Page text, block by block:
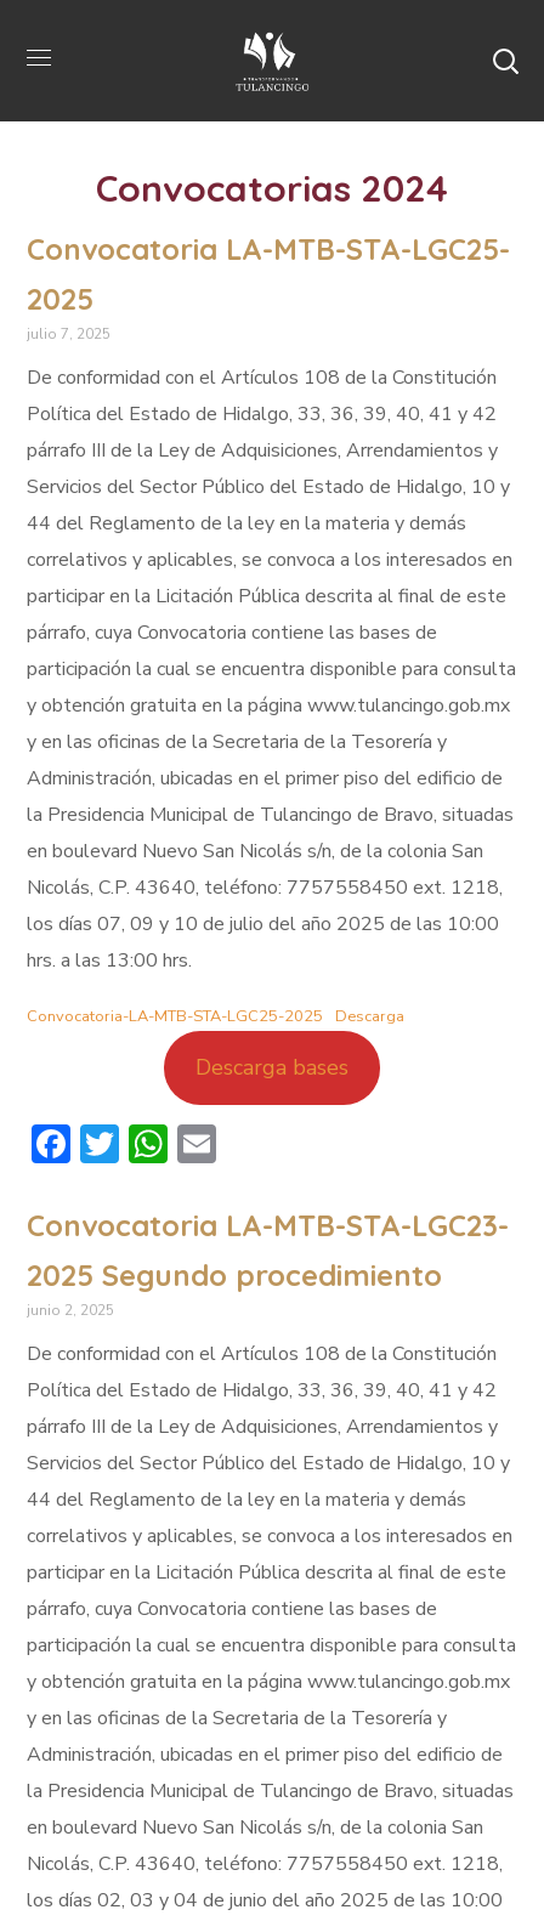
Convocatorias 2024
Convocatoria LA-MTB-STA-LGC25-
2025
julio 7, 2025
De conformidad con el Artículos 108 de la Constitución
Política del Estado de Hidalgo, 33, 36, 39, 40, 41 y 42
párrafo III de la Ley de Adquisiciones, Arrendamientos y
Servicios del Sector Público del Estado de Hidalgo, 10 y
44 del Reglamento de la ley en la materia y demás
correlativos y aplicables, se convoca a los interesados en
participar en la Licitación Pública descrita al final de este
párrafo, cuya Convocatoria contiene las bases de
participación la cual se encuentra disponible para consulta
y obtención gratuita en la página www.tulancingo.gob.mx
y en las oficinas de la Secretaria de la Tesorería y
Administración, ubicadas en el primer piso del edificio de
la Presidencia Municipal de Tulancingo de Bravo, situadas
en boulevard Nuevo San Nicolás s/n, de la colonia San
Nicolás, C.P. 43640, teléfono: 7757558450 ext. 1218,
los días 07, 09 y 10 de julio del año 2025 de las 10:00
hrs. a las 13:00 hrs.
Convocatoria-LA-MTB-STA-LGC25-2025 Descarga
Descarga bases
Facebook
TwitterWhatsApp
Convocatoria LA-MTB-STA-LGC23-
2025 Segundo procedimiento
junio 2, 2025
De conformidad con el Artículos 108 de la Constitución
Política del Estado de Hidalgo, 33, 36, 39, 40, 41 y 42
párrafo III de la Ley de Adquisiciones, Arrendamientos y
Servicios del Sector Público del Estado de Hidalgo, 10 y
44 del Reglamento de la ley en la materia y demás
correlativos y aplicables, se convoca a los interesados en
participar en la Licitación Pública descrita al final de este
párrafo, cuya Convocatoria contiene las bases de
participación la cual se encuentra disponible para consulta
y obtención gratuita en la página www.tulancingo.gob.mx
y en las oficinas de la Secretaria de la Tesorería y
Administración, ubicadas en el primer piso del edificio de
la Presidencia Municipal de Tulancingo de Bravo, situadas
en boulevard Nuevo San Nicolás s/n, de la colonia San
Nicolás, C.P. 43640, teléfono: 7757558450 ext. 1218,
los días 02, 03 y 04 de junio del año 2025 de las 10:00